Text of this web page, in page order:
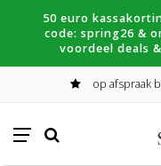
50 euro
code: spring26 &
voordeel deals
op afspraak